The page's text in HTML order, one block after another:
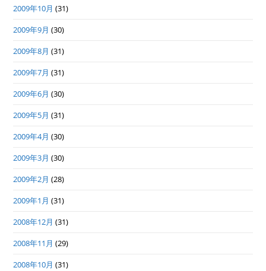
2009年10月 (31)
2009年9月 (30)
2009年8月 (31)
2009年7月 (31)
2009年6月 (30)
2009年5月 (31)
2009年4月 (30)
2009年3月 (30)
2009年2月 (28)
2009年1月 (31)
2008年12月 (31)
2008年11月 (29)
2008年10月 (31)